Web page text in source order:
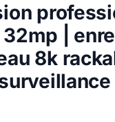
32mp |
8k